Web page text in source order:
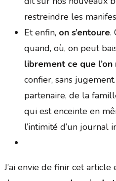
restreindre les
Et enfin, on s’entoure.
quand, où, on peut
librement ce que
confier, sans
partenaire, de la
qui est enceinte en
l’intimité d’un journal
J’ai envie de finir cet